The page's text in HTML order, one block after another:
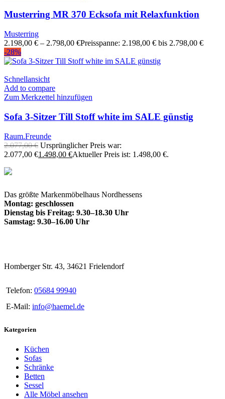
Musterring MR 370 Ecksofa mit Relaxfunktion
Musterring
2.198,00 € – 2.798,00 €Preisspanne: 2.198,00 € bis 2.798,00 €
-28%
Schnellansicht
Add to compare
Zum Merkzettel hinzufügen
Sofa 3-Sitzer Till Stoff white im SALE günstig
Raum.Freunde
2.077,00€ Ursprünglicher Preis war:
2.077,00 €1.498,00 €Aktueller Preis ist: 1.498,00 €.
Das größte Markenmöbelhaus Nordhessens
Montag: geschlossen
Dienstag bis Freitag: 9.30–18.30 Uhr
Samstag: 9.30–16.00 Uhr
Homberger Str. 43, 34621 Frielendorf
Telefon: 05684 99940
E-Mail: info@haemel.de
Kategorien
Küchen
Sofas
Schränke
Betten
Sessel
Alle Möbel ansehen